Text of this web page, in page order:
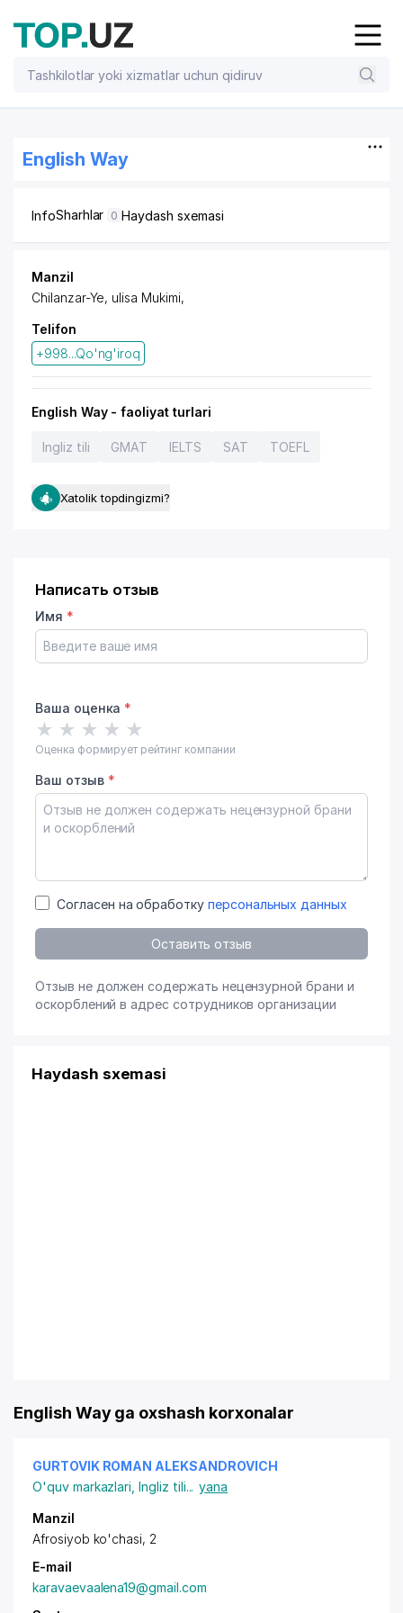
English Way
InfoSharhlar 0 Haydash sxemasi
Manzil
Chilanzar-Ye, ulisa Mukimi,
Telifon
+998...Qo'ng'iroq
English Way - faoliyat turlari
Ingliz tili GMAT IELTS SAT TOEFL
Xatolik topdingizmi?
Написать отзыв
Имя *
Ваша оценка *
★ ★ ★ ★ ★
Оценка формирует рейтинг компании
Ваш отзыв *
Согласен на обработку персональных данных
Оставить отзыв
Отзыв не должен содержать нецензурной брани и
оскорблений в адрес сотрудников организации
Haydash sxemasi
English Way ga oxshash korxonalar
GURTOVIK ROMAN ALEKSANDROVICH
O'quv markazlari ,Ingliz tili... yana
Manzil
Afrosiyob ko'chasi, 2
E-mail
karavaevaalena19@gmail.com